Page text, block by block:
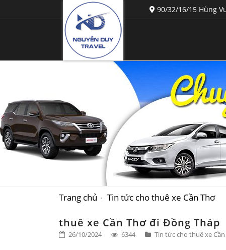
90/32/16/15 Hùng
Trang chủ Tin tức cho thuê xe Cần Thơ
thuê xe Cần Thơ đi Đồng Tháp
26/10/2024 6344 Tin tức cho thuê xe